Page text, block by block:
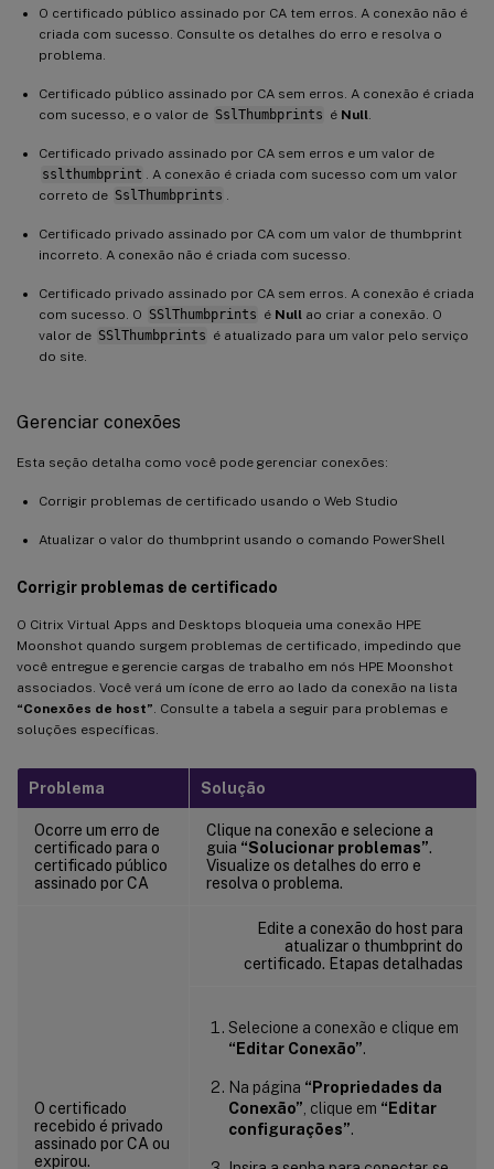
O certificado público assinado por CA tem erros. A conexão não é
criada com sucesso. Consulte os detalhes do erro e resolva o
problema.
Certificado público assinado por CA sem erros. A conexão é criada
com sucesso, e o valor de SslThumbprints é Null
Certificado privado assinado por CA sem erros e um valor de
sslthumbprint
. A conexão é criada com sucesso com um valor
correto de SslThumbprints
Certificado privado assinado por CA com um valor de thumbprint
incorreto. A conexão não é criada com sucesso.
Certificado privado assinado por CA sem erros. A conexão é criada
com sucesso. O SSlThumbprints é Null ao criar a conexão. O
valor de SSlThumbprints é atualizado para um valor pelo serviço
do site.
Gerenciar conexões
Esta seção detalha como você pode gerenciar conexões:
Corrigir problemas de certificado usando o Web Studio
Atualizar o valor do thumbprint usando o comando PowerShell
Corrigir problemas de certificado
O Citrix Virtual Apps and Desktops bloqueia uma conexão HPE
Moonshot quando surgem problemas de certificado, impedindo que
você entregue e gerencie cargas de trabalho em nós HPE Moonshot
associados. Você verá um ícone de erro ao lado da conexão na lista
“Conexões de host” . Consulte a tabela a seguir para problemas e
soluções específicas.
Problema Solução
Ocorre um erro de
certificado para o
certificado público
assinado por CA
Clique na conexão e selecione a
guia “Solucionar problemas”.
Visualize os detalhes do erro e
resolva o problema.
O certificado
recebido é privado
assinado por CA ou
expirou.
Edite a conexão do host para
atualizar o thumbprint do
certificado. Etapas detalhadas
Selecione a conexão e clique em
“Editar Conexão”.
Na página “Propriedades da
Conexão” , clique em “Editar
configurações”.